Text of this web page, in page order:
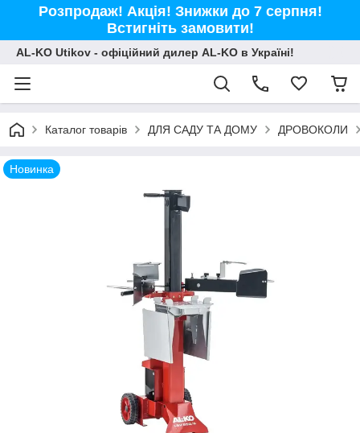
Розпродаж! Акція! Знижки до 7 серпня!
Встигніть замовити!
AL-KO Utikov - офіційний дилер AL-KO в Україні!
Каталог товарів ДЛЯ САДУ ТА ДОМУ ДРОВОКОЛИ
Новинка